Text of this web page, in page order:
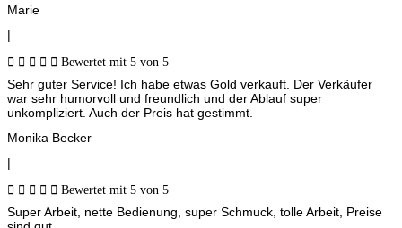
Marie
|
     Bewertet mit 5 von 5
Sehr guter Service! Ich habe etwas Gold verkauft. Der Verkäufer
war sehr humorvoll und freundlich und der Ablauf super
unkompliziert. Auch der Preis hat gestimmt.
Monika Becker
|
     Bewertet mit 5 von 5
Super Arbeit, nette Bedienung, super Schmuck, tolle Arbeit, Preise